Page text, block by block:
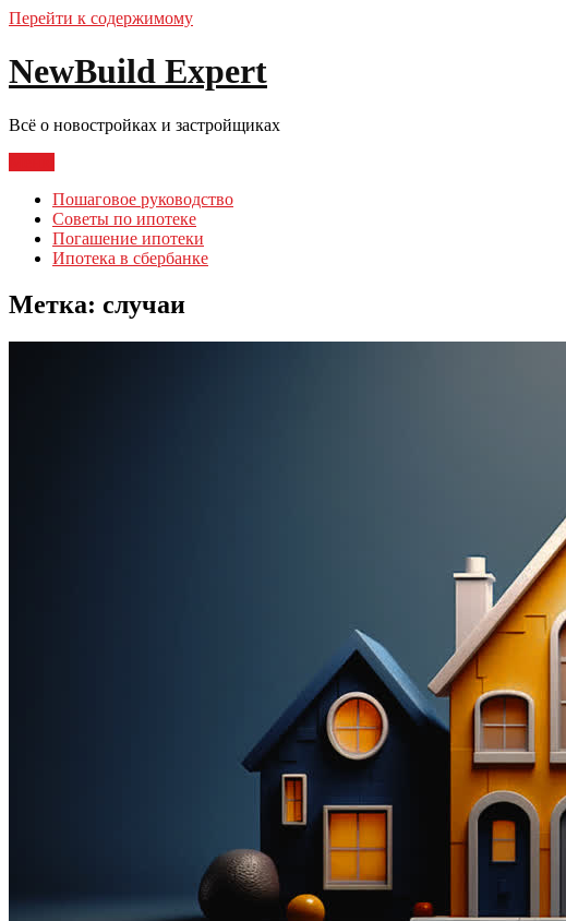
Перейти к содержимому
NewBuild Expert
Всё о новостройках и застройщиках
Пошаговое руководство
Советы по ипотеке
Погашение ипотеки
Ипотека в сбербанке
Метка: случаи